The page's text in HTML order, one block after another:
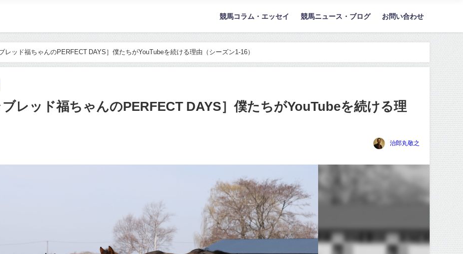
競馬コラム・エッセイ 競馬ニュース・ブログ お問い合わせ
レッド福ちゃんのPERFECT DAYS］僕たちがYouTubeを続ける理由（シーズン1-16）
ブレッド福ちゃんのPERFECT DAYS］僕たちがYouTubeを続ける理
治郎丸敬之